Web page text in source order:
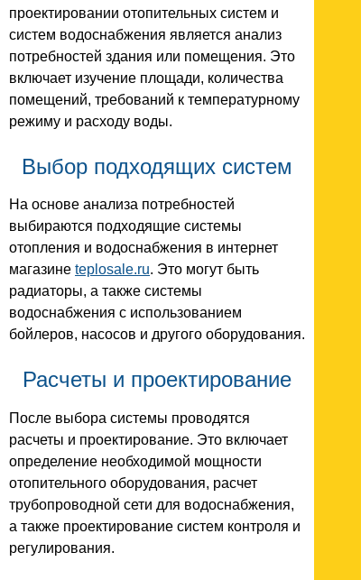
проектировании отопительных систем и
систем водоснабжения является анализ
потребностей здания или помещения. Это
включает изучение площади, количества
помещений, требований к температурному
режиму и расходу воды.
Выбор подходящих систем
На основе анализа потребностей
выбираются подходящие системы
отопления и водоснабжения в интернет
магазине teplosale.ru. Это могут быть
радиаторы, а также системы
водоснабжения с использованием
бойлеров, насосов и другого оборудования.
Расчеты и проектирование
После выбора системы проводятся
расчеты и проектирование. Это включает
определение необходимой мощности
отопительного оборудования, расчет
трубопроводной сети для водоснабжения,
а также проектирование систем контроля и
регулирования.